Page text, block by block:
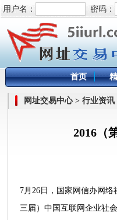
用户名： 密码：
首页
网址交易中心 > 行业资
2016（
7月26日，国家网信办网
三届）中国互联网企业社